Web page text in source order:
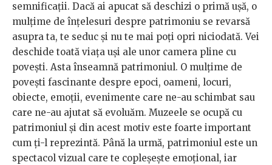
semnificații. Dacă ai apucat să deschizi o primă ușă, o
mulțime de înțelesuri despre patrimoniu se revarsă
asupra ta, te seduc și nu te mai poți opri niciodată. Vei
deschide toată viața uși ale unor camera pline cu
povești. Asta înseamnă patrimoniul. O mulțime de
povești fascinante despre epoci, oameni, locuri,
obiecte, emoții, evenimente care ne-au schimbat sau
care ne-au ajutat să evoluăm. Muzeele se ocupă cu
patrimoniul și din acest motiv este foarte important
cum ți-l reprezintă. Până la urmă, patrimoniul este un
spectacol vizual care te copleșește emoțional, iar